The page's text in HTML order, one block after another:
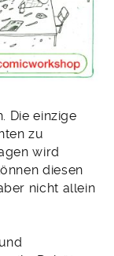
Die einzige
zu
wird
diesen
nicht allein